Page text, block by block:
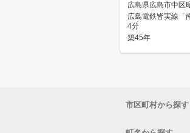
広島県広島市中区
広島電鉄皆実線「
4分
築45年
市区町村から探す